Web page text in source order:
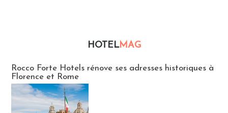
HOTELMAG
Rocco Forte Hotels rénove ses adresses historiques à
Florence et Rome